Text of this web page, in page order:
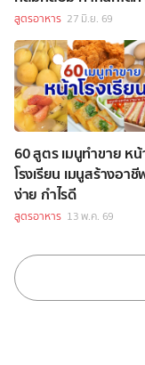
ก็ดี
สูตรอาหาร 27 มิ.ย. 69
60 สูตร เมนูทำขาย หน้
โรงเรียน เมนูสร้างอา
ง่าย กำไรดี
สูตรอาหาร 13 พ.ค. 69